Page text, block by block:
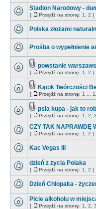
Stadion Narodowy -
[ Przejdź na stronę: 1 2 ]
Polska złożami
Prośba o wypełnienie
powstanie
[ Przejdź na stronę: 1 2 ]
Kącik Twórczości
[ Przejdź na stronę: 1
psia kupa - jak to
[ Przejdź na stronę: 1 2 3
CZY TAK NAPRAWDĘ
[ Przejdź na stronę: 1 2 ]
Kac Vegas III
dzień z życia Polaka
[ Przejdź na stronę: 1 2 ]
Dzień Chłopaka -
Picie alkoholu w
[ Przejdź na stronę: 1 2 3